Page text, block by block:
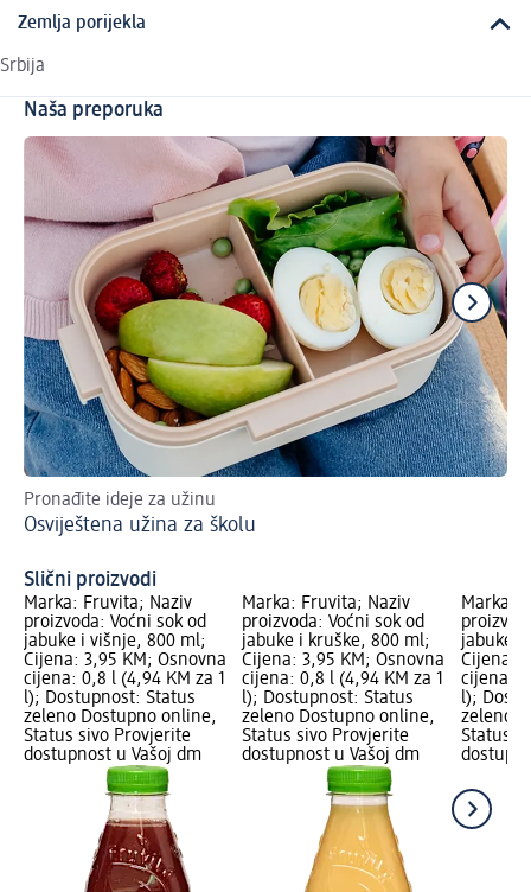
Zemlja porijekla
Srbija
Naša preporuka
Pronađite ideje za užinu
Osviještena užina za školu
Slični proizvodi
Marka: Fruvita; Naziv
proizvoda: Voćni sok od
jabuke i višnje, 800 ml;
Cijena: 3,95 KM; Osnovna
cijena: 0,8 l (4,94 KM za 1
l); Dostupnost: Status
zeleno Dostupno online,
Status sivo Provjerite
dostupnost u Vašoj dm
Marka: Fruvita; Naziv
proizvoda: Voćni sok od
jabuke i kruške, 800 ml;
Cijena: 3,95 KM; Osnovna
cijena: 0,8 l (4,94 KM za 1
l); Dostupnost: Status
zeleno Dostupno online,
Status sivo Provjerite
dostupnost u Vašoj dm
Marka:
jabuke i
Cijena:
cijena:
l);
zeleno
Status